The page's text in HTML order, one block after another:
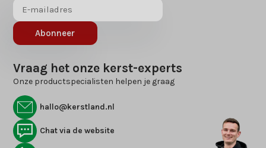
Abonneer
Vraag het onze kerst-experts
Onze productspecialisten helpen je graag
hallo@kerstland.nl
Chat via de website